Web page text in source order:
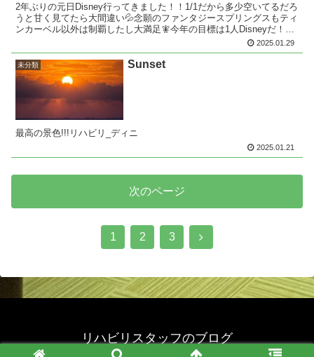
2年ぶりの元日Disney行ってきました！！1/1だから多少空いてるだろ
うと甘く見てたら大間違い💦念願のファンタジースプリングスもティ
ンカーベル以外は制覇したし大満足🧚今年の目標は1人Disneyだ！🐀
2025.01.29
未分類 Sunset
最高の景色!!!リハビリ_ディニ
2025.01.21
次のページ
1 2 3
次
リハビリスタッフのブログ